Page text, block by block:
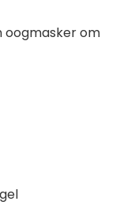
oogmasker om